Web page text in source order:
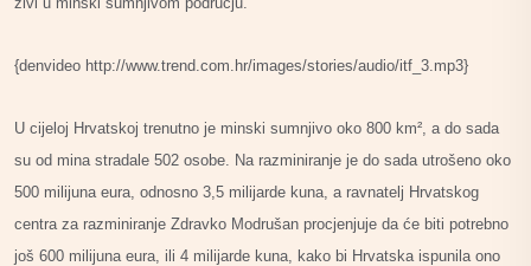
{denvideo http://www.trend.com.hr/images/stories/audio/itf_3.mp3}
U cijeloj Hrvatskoj trenutno je minski sumnjivo oko 800 km², a do sada
su od mina stradale 502 osobe. Na razminiranje je do sada utrošeno oko
500 milijuna eura, odnosno 3,5 milijarde kuna, a ravnatelj Hrvatskog
centra za razminiranje Zdravko Modrušan procjenjuje da će biti potrebno
još 600 milijuna eura, ili 4 milijarde kuna, kako bi Hrvatska ispunila ono